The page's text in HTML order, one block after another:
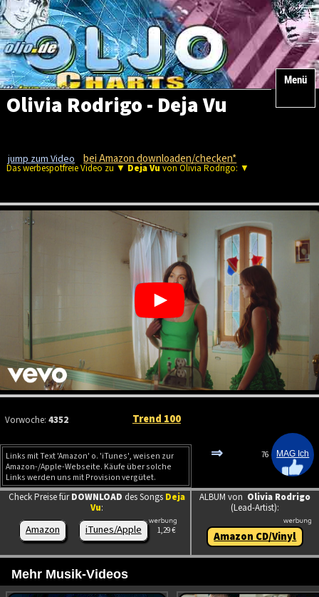
Menü
Olivia Rodrigo - Deja Vu
jump zum Video bei Amazon downloaden/checken*
Das werbespotfreie Video zu ▼ Deja Vu von Olivia Rodrigo: ▼
Vorwoche: 4352 Trend 100
Links mit Text 'Amazon' o. 'iTunes', weisen zur
Amazon-/Apple-Webseite. Käufe über solche
Links werden uns mit Provision vergütet.
⇒ 76
Check Preise fürDOWNLOAD des Songs Deja
Vu:
Amazon iTunes/Apple 1,29 €
ALBUM von Olivia Rodrigo
(Lead-Artist):
Amazon CD/Vinyl
Mehr Musik-Videos